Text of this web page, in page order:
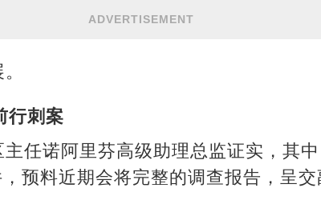
ADVERTISEMENT
行刺案
任诺阿里芬高级助理总监证实，其
预料近期会将完整的调查报告，呈